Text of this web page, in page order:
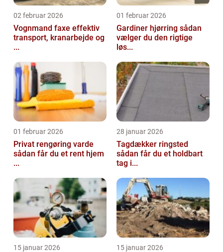
02 februar 2026
Vognmand faxe effektiv
transport, kranarbejde og
...
01 februar 2026
Gardiner hjørring sådan
vælger du den rigtige
løs...
01 februar 2026
Privat rengøring varde
sådan får du et rent hjem
...
28 januar 2026
Tagdækker ringsted
sådan får du et holdbart
tag i...
15 januar 2026 15 januar 2026